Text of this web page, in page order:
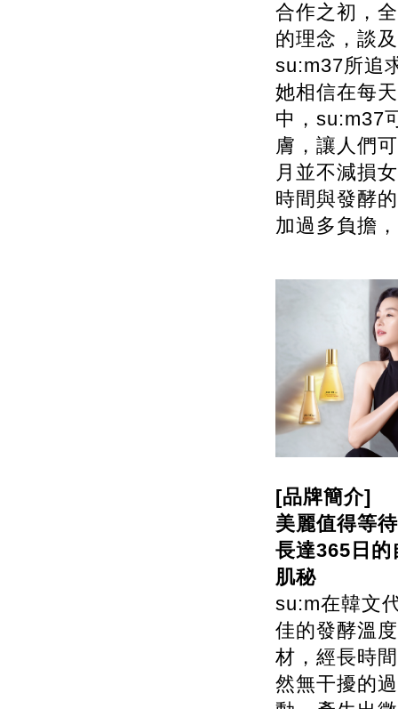
合作之初，
的理念，談
su:m37所追
她相信在每
中，su:m37
膚，讓人們
月並不減損
時間與發酵
加過多負擔
[品牌簡介]
美麗值得等
長達365日
肌秘
su:m在韓文
佳的發酵溫
材，經長時
然無干擾的